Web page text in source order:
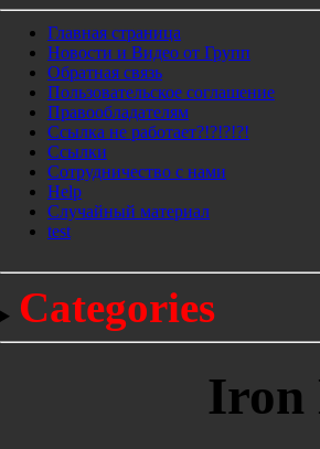
Главная страница
Новости и Видео от Групп
Обратная связь
Пользовательское соглашение
Правообладателям
Ссылка не работает?!?!?!?!
Ссылки
Сотрудничество с нами
Help
Cлучайный материал
test
Categories
Iron